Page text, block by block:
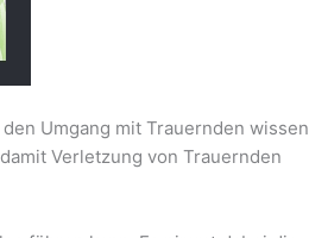
Umgang mit Trauernden wissen
Verletzung von Trauernden